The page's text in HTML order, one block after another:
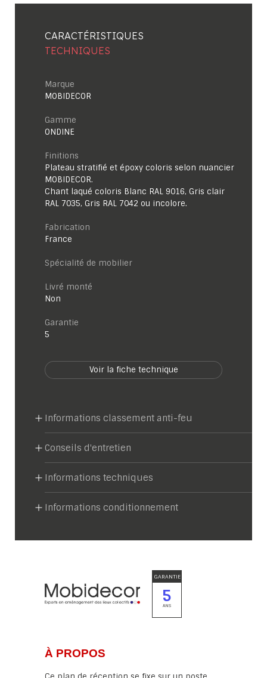
CARACTÉRISTIQUES
TECHNIQUES
Marque
MOBIDECOR
Gamme
ONDINE
Finitions
Plateau stratifié et époxy coloris selon nuancier
MOBIDECOR.
Chant laqué coloris Blanc RAL 9016, Gris clair
RAL 7035, Gris RAL 7042 ou incolore.
Fabrication
France
Spécialité de mobilier
Livré monté
Non
garantie
5
Voir la fiche technique
Informations classement anti-feu
Conseils d'entretien
Informations techniques
Informations conditionnement
GARANTIE
5
ANS
À PROPOS